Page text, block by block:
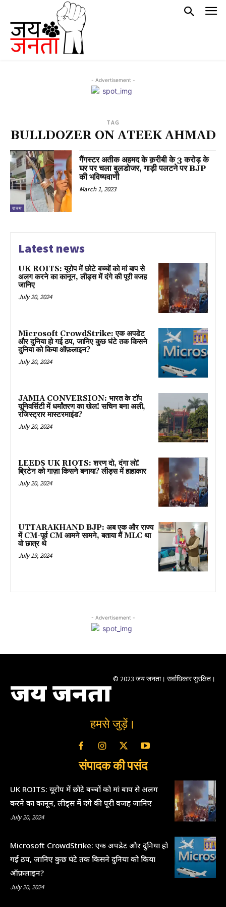
- Advertisement -
TAG
BULLDOZER ON ATEEK AHMAD
राज्य
गैंगस्टर अतीक अहमद के क़रीबी के 3 करोड़ के
घर पर चला बुलडोजर, गाड़ी पलटने पर BJP
की भविष्यवाणी
March 1, 2023
Latest news
UK ROITS: यूरोप में छोटे बच्चों को मां बाप से
अलग करने का कानून, लीड्स में दंगे की पूरी वजह
जानिए
July 20, 2024
Microsoft CrowdStrike: एक अपडेट
और दुनिया हो गई ठप, जानिए कुछ घंटे तक किसने
दुनिया को किया ऑफ़लाइन?
July 20, 2024
JAMIA CONVERSION: भारत के टॉप
यूनिवर्सिटी में धर्मांतरण का खेल! सचिन बना अली,
रजिस्ट्रार मास्टरमाइंड?
July 20, 2024
LEEDS UK RIOTS: शरण दो, दंगा लो!
ब्रिटेन को गाज़ा किसने बनाया? लीड्स में हाहाकार
July 20, 2024
UTTARAKHAND BJP: अब एक और राज्य
में CM-पूर्व CM आमने सामने, बताया मैं MLC था
वो छात्र थे
July 19, 2024
- Advertisement -
जय जनता © 2023 जय जनता। सर्वाधिकार सुरक्षित।
हमसे जुड़ें।
संपादक की पसंद
UK ROITS: यूरोप में छोटे बच्चों को मां बाप से अलग
करने का कानून, लीड्स में दंगे की पूरी वजह जानिए
July 20, 2024
Microsoft CrowdStrike: एक अपडेट और दुनिया हो
गई ठप, जानिए कुछ घंटे तक किसने दुनिया को किया
ऑफ़लाइन?
July 20, 2024